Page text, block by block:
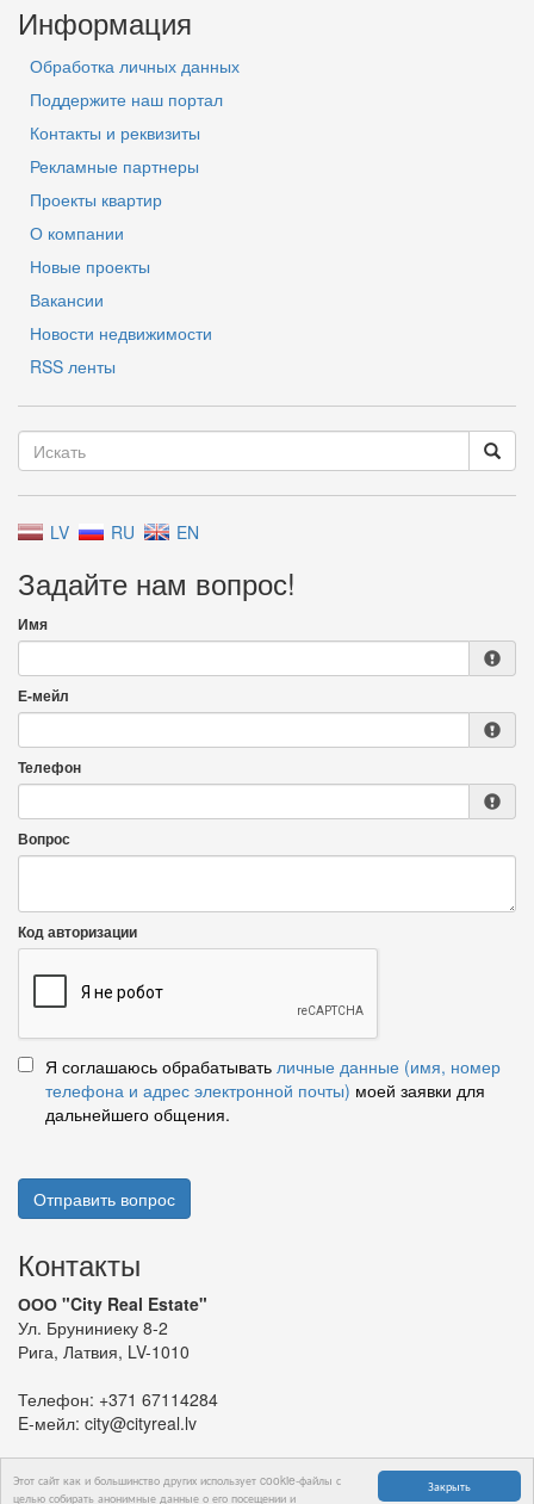
Закрыть
Этот сайт как и большинство других использует cookie-файлы с
целью собирать анонимные данные о его посещении и
Информация
Обработка личных данных
Поддержите наш портал
Контакты и реквизиты
Рекламные партнеры
Проекты квартир
О компании
Новые проекты
Вакансии
Новости недвижимости
RSS ленты
LV RU EN
Задайте нам вопрос!
Имя
Е-мейл
Телефон
Вопрос
Код авторизации
Я соглашаюсь обрабатывать личные данные (имя, номер
телефона и адрес электронной почты) моей заявки для
дальнейшего общения.
Отправить вопрос
Контакты
ООО "City Real Estate"
Ул. Бруниниеку 8-2
Рига, Латвия, LV-1010
Телефон: +371 67114284
E-мейл: city@cityreal.lv